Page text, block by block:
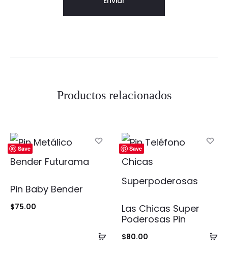
Productos relacionados
Save
Añadir
Pin Baby Bender
$75.00
Save
Las Chicas Super
Poderosas Pin
$80.00